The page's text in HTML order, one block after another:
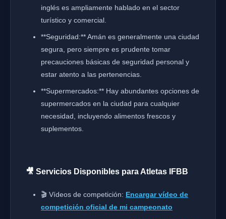
inglés es ampliamente hablado en el sector
turístico y comercial.
**Seguridad:** Amán es generalmente una ciudad
segura, pero siempre es prudente tomar
precauciones básicas de seguridad personal y
estar atento a las pertenencias.
**Supermercados:** Hay abundantes opciones de
supermercados en la ciudad para cualquier
necesidad, incluyendo alimentos frescos y
suplementos.
🎥 Servicios Disponibles para Atletas IFBB
🎬 Vídeos de competición: Encargar vídeo de
competición oficial de mi campeonato